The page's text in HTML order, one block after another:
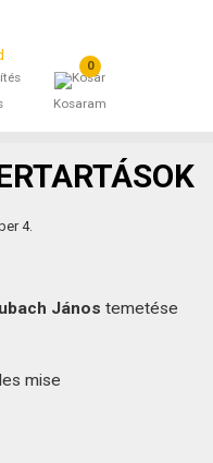
0
Kosaram
4.
János temetése
mise